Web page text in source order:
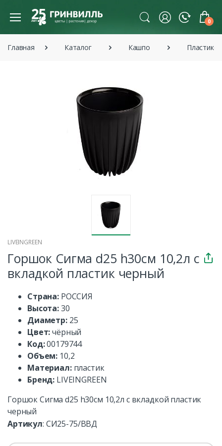
0
Главная Каталог Кашпо
LIVEINGREEN
Горшок Сигма d25 h30см 10,2л с
вкладкой пластик черный
Страна: РОССИЯ
Высота:30
Диаметр: 25
Цвет:чёрный
Код:00179744
Объем: 10,2
Материал: пластик
Бренд: LIVEINGREEN
Горшок Сигма d25 h30см 10,2л с вкладкой пластик
черный
Артикул: СИ25-75/ВВД